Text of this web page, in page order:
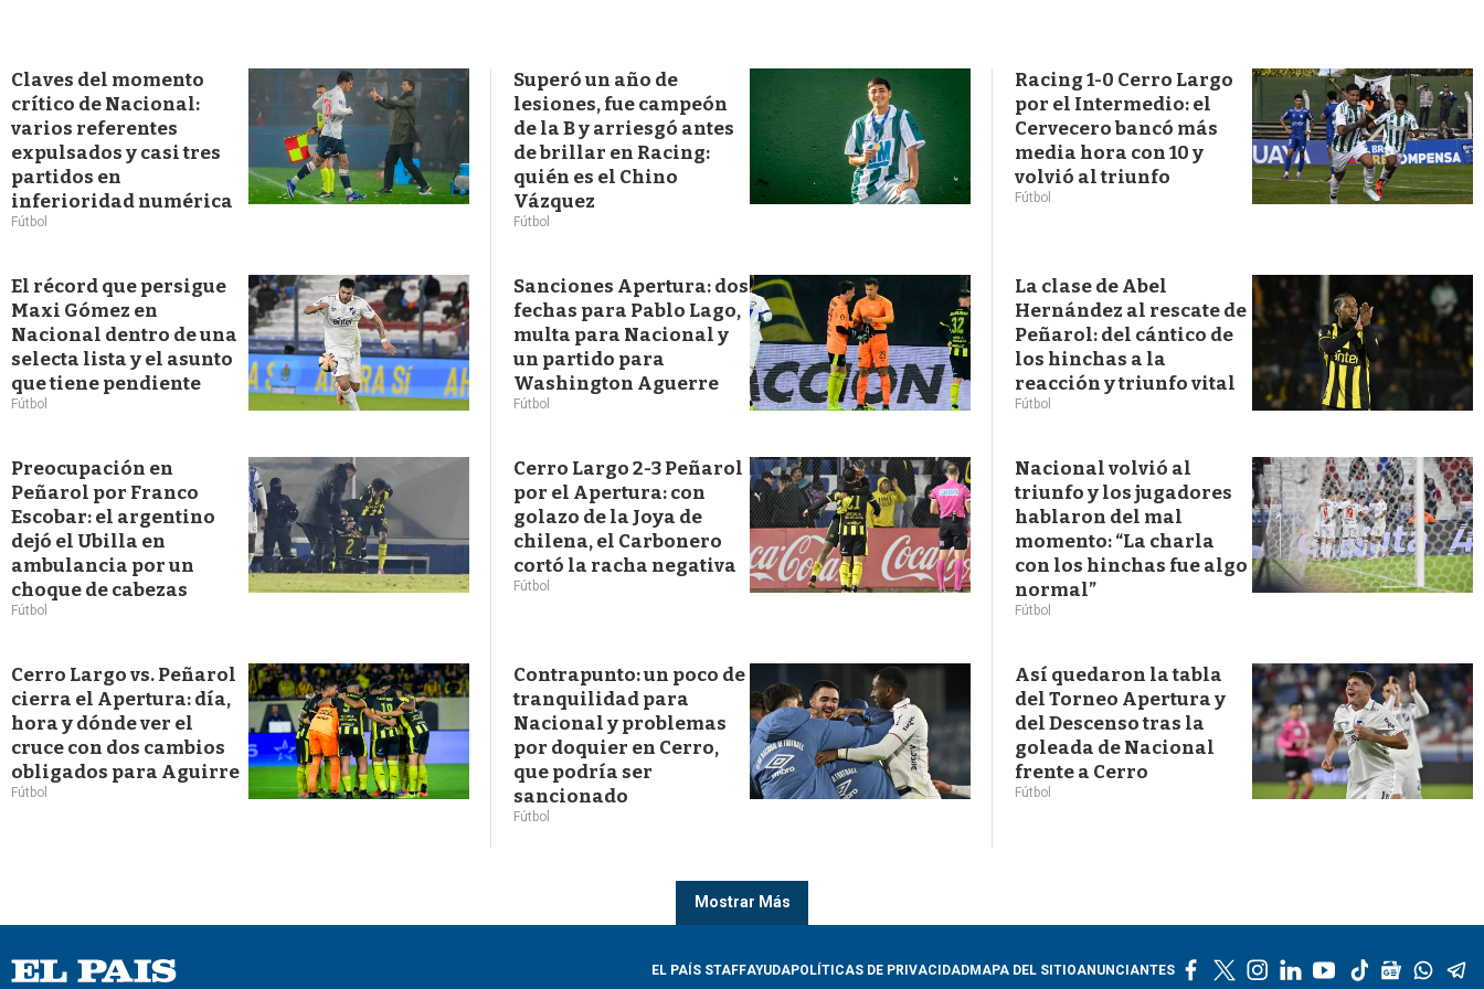
e
d
a
Claves del momento
crítico de Nacional:
varios referentes
expulsados y casi tres
partidos en
inferioridad numérica
Fútbol
Superó un año de
lesiones, fue campeón
de la B y arriesgó antes
de brillar en Racing:
quién es el Chino
Vázquez
Fútbol
Racing 1-0 Cerro Largo
por el Intermedio: el
Cervecero bancó más
media hora con 10 y
volvió al triunfo
Fútbol
El récord que persigue
Maxi Gómez en
Nacional dentro de una
selecta lista y el asunto
que tiene pendiente
Fútbol
Sanciones Apertura: dos
fechas para Pablo Lago,
multa para Nacional y
un partido para
Washington Aguerre
Fútbol
La clase de Abel
Hernández al rescate de
Peñarol: del cántico de
los hinchas a la
reacción y triunfo vital
Fútbol
Preocupación en
Peñarol por Franco
Escobar: el argentino
dejó el Ubilla en
ambulancia por un
choque de cabezas
Fútbol
Cerro Largo 2-3 Peñarol
por el Apertura: con
golazo de la Joya de
chilena, el Carbonero
cortó la racha negativa
Fútbol
Nacional volvió al
triunfo y los jugadores
hablaron del mal
momento: “La charla
con los hinchas fue algo
normal”
Fútbol
Cerro Largo vs. Peñarol
cierra el Apertura: día,
hora y dónde ver el
cruce con dos cambios
obligados para Aguirre
Fútbol
Contrapunto: un poco de
tranquilidad para
Nacional y problemas
por doquier en Cerro,
que podría ser
sancionado
Fútbol
Así quedaron la tabla
del Torneo Apertura y
del Descenso tras la
goleada de Nacional
frente a Cerro
Fútbol
Mostrar Más
EL PAÍS STAFFAYUDAPOLÍTICAS DE PRIVACIDADMAPA DEL SITIOANUNCIANTES
l
y
t
g
w